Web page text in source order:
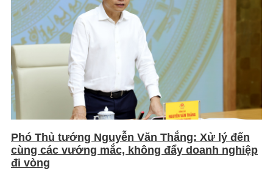
Phó Thủ tướng Nguyễn Văn Thắng: Xử lý đến
cùng các vướng mắc, không đẩy doanh nghiệp
đi vòng